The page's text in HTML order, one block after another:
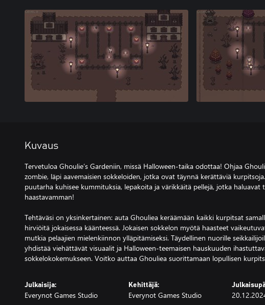
Kuvaus
Tervetuloa Ghoulie’s Gardeniin, missä Halloween-taika odottaa! Ohjaa
zombie, läpi aavemaisien sokkeloiden, jotka ovat täynnä kerättäviä
puutarha kuhisee kummituksia, lepakoita ja värikkäitä pellejä, jotka haluavat
haastavamman!
Tehtäväsi on yksinkertainen: auta Ghouliea keräämään kaikki kurpitsat
hirviöitä jokaisessa käänteessä. Jokaisen sokkelon myötä haasteet
mutkia pelaajien mielenkiinnon ylläpitämiseksi. Täydellinen nuorille
yhdistää viehättävät visuaalit ja Halloween-teemaisen hauskuuden
sokkelokokemukseen. Voitko auttaa Ghouliea suorittamaan lopullisen
Julkaisija:
Everynot Games Studio
Kehittäjä:
Everynot Games Studio